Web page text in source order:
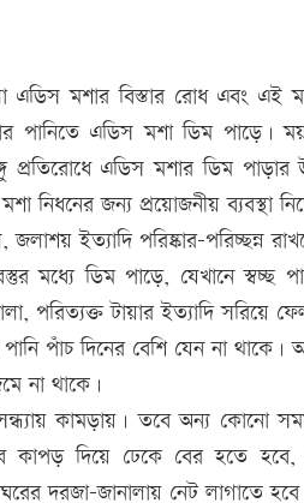
এডিস মশার বিস্তার রোধ এবং এই
পানিতে এডিস মশা ডিম পাড়ে।
এডিস মশার ডিম পাড়ার
নিধনের জন্য প্রয়োজনীয় ব্যবস্থা
ইত্যাদি পরিষ্কার-পরিচ্ছন্ন
মধ্যে ডিম পাড়ে, যেখানে স্বচ্ছ
পরিত্যক্ত টায়ার ইত্যাদি সরিয়ে
পাঁচ দিনের বেশি যেন না থাকে।
না থাকে।
কামড়ায়। তবে অন্য কোনো
কাপড় দিয়ে ঢেকে বের হতে
দরজা-জানালায় নেট লাগাতে